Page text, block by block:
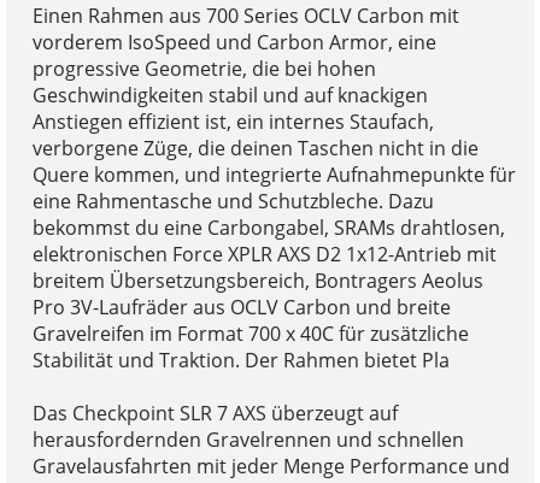
Einen Rahmen aus 700 Series OCLV Carbon mit
vorderem IsoSpeed und Carbon Armor, eine
progressive Geometrie, die bei hohen
Geschwindigkeiten stabil und auf knackigen
Anstiegen effizient ist, ein internes Staufach,
verborgene Züge, die deinen Taschen nicht in die
Quere kommen, und integrierte Aufnahmepunkte für
eine Rahmentasche und Schutzbleche. Dazu
bekommst du eine Carbongabel, SRAMs drahtlosen,
elektronischen Force XPLR AXS D2 1x12-Antrieb mit
breitem Übersetzungsbereich, Bontragers Aeolus
Pro 3V-Laufräder aus OCLV Carbon und breite
Gravelreifen im Format 700 x 40C für zusätzliche
Stabilität und Traktion. Der Rahmen bietet Pla
Das Checkpoint SLR 7 AXS überzeugt auf
herausfordernden Gravelrennen und schnellen
Gravelausfahrten mit jeder Menge Performance und